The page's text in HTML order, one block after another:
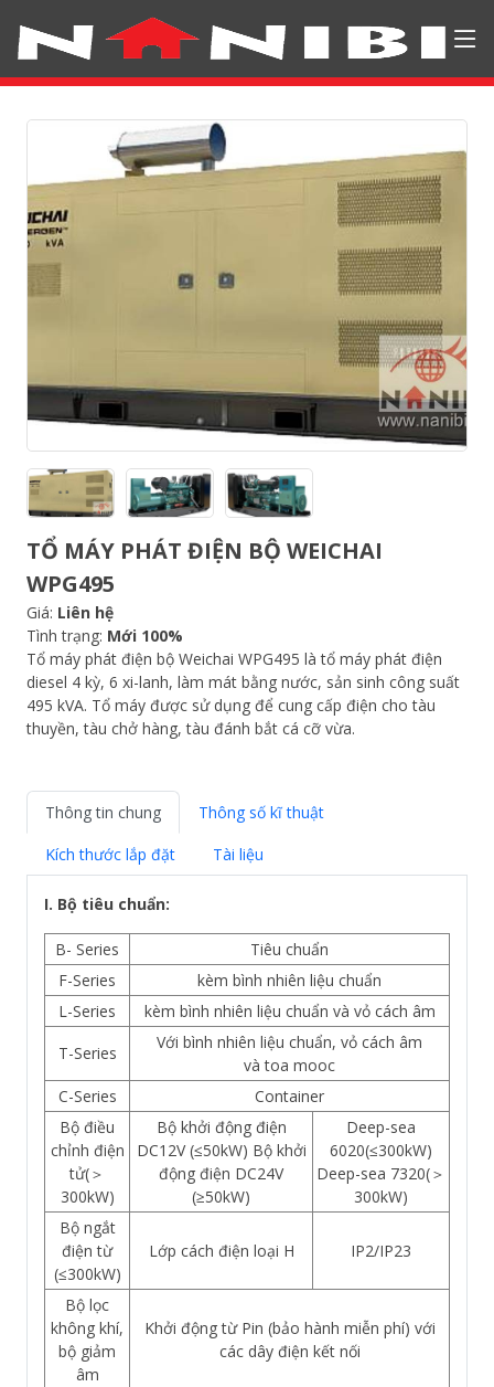
TỔ MÁY PHÁT ĐIỆN BỘ WEICHAI
WPG495
Giá: Liên hệ
Tình trạng: Mới 100%
Tổ máy phát điện bộ Weichai WPG495 là tổ máy phát điện
diesel 4 kỳ, 6 xi-lanh, làm mát bằng nước, sản sinh công suất
495 kVA. Tổ máy được sử dụng để cung cấp điện cho tàu
thuyền, tàu chở hàng, tàu đánh bắt cá cỡ vừa.
Thông tin chung
Thông số kĩ thuật
Kích thước lắp đặt
Tài liệu
I. Bộ tiêu chuẩn:
B- Series
Tiêu chuẩn
F-Series
kèm bình nhiên liệu chuẩn
L-Series
kèm bình nhiên liệu chuẩn và vỏ cách âm
T-Series
Với bình nhiên liệu chuẩn, vỏ cách âm
và toa mooc
C-Series
Container
Bộ điều
chỉnh điện
tử(＞
300kW)
Bộ khởi động điện
DC12V (≤50kW) Bộ khởi
động điện DC24V
(≥50kW)
Deep-sea
6020(≤300kW)
Deep-sea 7320(＞
300kW)
Bộ ngắt
điện từ
(≤300kW)
Lớp cách điện loại H IP2/IP23
Bộ lọc
không khí,
bộ giảm
âm
Khởi động từ Pin (bảo hành miễn phí) với
các dây điện kết nối